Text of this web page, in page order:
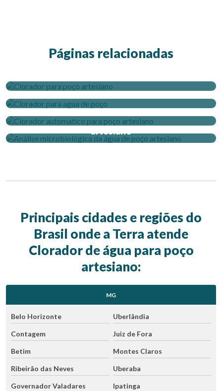
Páginas relacionadas
Clorador para agua de poço
Clorador automatico para poço artesiano
Análise microbiológica da água de poço
artesiano
Principais cidades e regiões do
Brasil onde a Terra atende
Clorador de água para poço
artesiano:
MG
Belo Horizonte Uberlândia
Contagem Juiz de Fora
Betim Montes Claros
Ribeirão das Neves Uberaba
Governador Valadares Ipatinga